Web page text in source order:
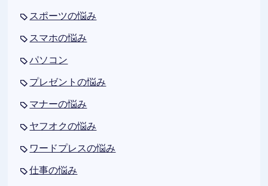
スポーツの悩み
スマホの悩み
パソコン
プレゼントの悩み
マナーの悩み
ヤフオクの悩み
ワードプレスの悩み
仕事の悩み